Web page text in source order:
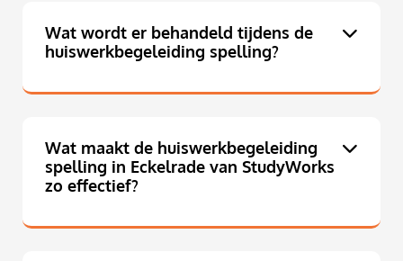
Wat wordt er behandeld tijdens de
huiswerkbegeleiding spelling?
Wat maakt de huiswerkbegeleiding
spelling in Eckelrade van StudyWorks
zo effectief?